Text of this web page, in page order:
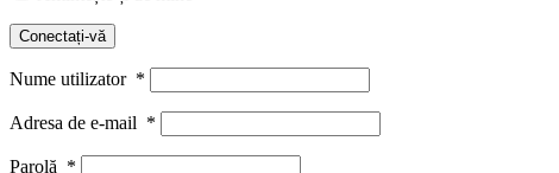
Conectați-vă
Nume utilizator *
Adresa de e-mail *
Parolă *